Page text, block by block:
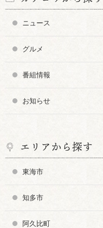
ニュース
グルメ
番組情報
お知らせ
エリアから探す
東海市
知多市
阿久比町